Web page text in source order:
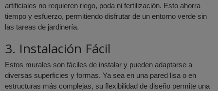
artificiales no requieren riego, poda ni fertilización. Esto ahorra
tiempo y esfuerzo, permitiendo disfrutar de un entorno verde sin
las tareas de jardinería.
3. Instalación Fácil
Estos murales son fáciles de instalar y pueden adaptarse a
diversas superficies y formas. Ya sea en una pared lisa o en
estructuras más complejas, su flexibilidad de diseño permite una